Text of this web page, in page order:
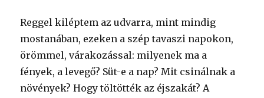
Reggel kiléptem az udvarra, mint mindig
mostanában, ezeken a szép tavaszi napokon,
örömmel, várakozással: milyenek ma a
fények, a levegő? Süt-e a nap? Mit csinálnak a
növények? Hogy töltötték az éjszakát? A